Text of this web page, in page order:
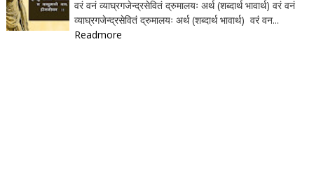
वरं वनं व्याघ्रगजेन्द्रसेवितं द्रुमालयः अर्थ (शब्दार्थ भावार्थ) वरं वनं
व्याघ्रगजेन्द्रसेवितं द्रुमालयः अर्थ (शब्दार्थ भावार्थ) वरं वन...
Readmore